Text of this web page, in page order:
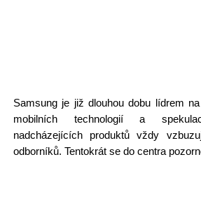
Samsung je již dlouhou dobu lídrem
mobilních technologií a
nadcházejících produktů vždy
odborníků. Tentokrát se do centra